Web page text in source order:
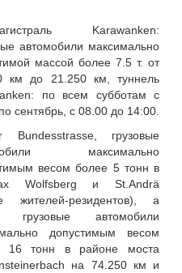
Karawanken:
автомобили максимально
массой более 7.5 т. от
км до 21.250 км, туннель
по всем субботам с
сентябрь, с 08.00 до 14:00.
Bundesstrasse, грузовые
максимально
весом более 5 тонн в
Wolfsberg и St.Andrä
жителей-резидентов), а
грузовые автомобили
допустимым весом
16 тонн в районе моста
на 74.250 км и